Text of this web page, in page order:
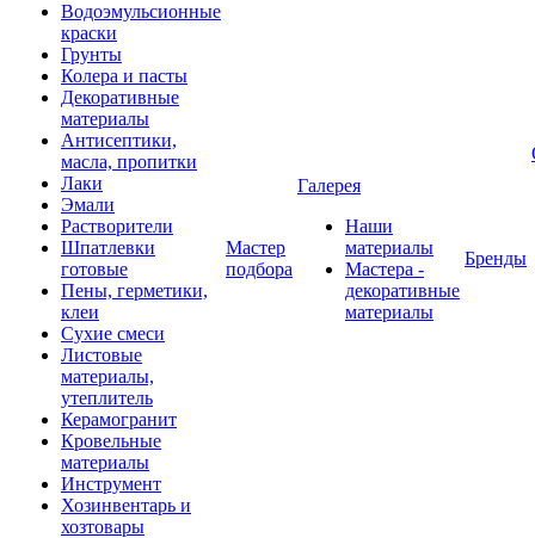
Водоэмульсионные
краски
Грунты
Колера и пасты
Декоративные
материалы
Антисептики,
масла, пропитки
Лаки
Эмали
Растворители
Шпатлевки
готовые
Пены, герметики,
клеи
Сухие смеси
Листовые
материалы,
утеплитель
Керамогранит
Кровельные
материалы
Инструмент
Хозинвентарь и
хозтовары
Мастер
подбора
Галерея
Наши
материалы
Мастера -
декоративные
материалы
Бренды